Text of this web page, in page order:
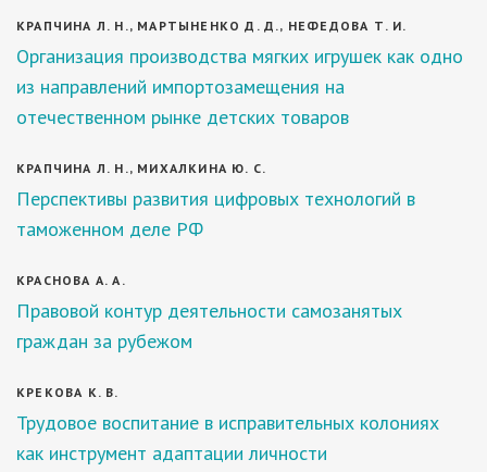
КРАПЧИНА Л. Н., МАРТЫНЕНКО Д. Д., НЕФЕДОВА Т. И.
Организация производства мягких игрушек как одно
из направлений импортозамещения на
отечественном рынке детских товаров
КРАПЧИНА Л. Н., МИХАЛКИНА Ю. С.
Перспективы развития цифровых технологий в
таможенном деле РФ
КРАСНОВА А. А.
Правовой контур деятельности самозанятых
граждан за рубежом
КРЕКОВА К. В.
Трудовое воспитание в исправительных колониях
как инструмент адаптации личности